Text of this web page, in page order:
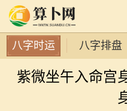
八字时运 八字排盘
紫微坐午入命宫